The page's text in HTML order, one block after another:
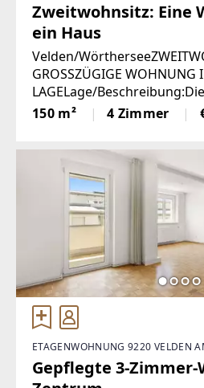
Zweitwohnsitz: Eine
ein Haus
Velden/
GROSSZÜGIGE WOHNUNG
LAGELage/
Wohnung vereint hohen
einer seltenen
150 m² 4 Zimmer
ETAGENWOHNUNG 9220 VELDEN
Gepflegte 3-